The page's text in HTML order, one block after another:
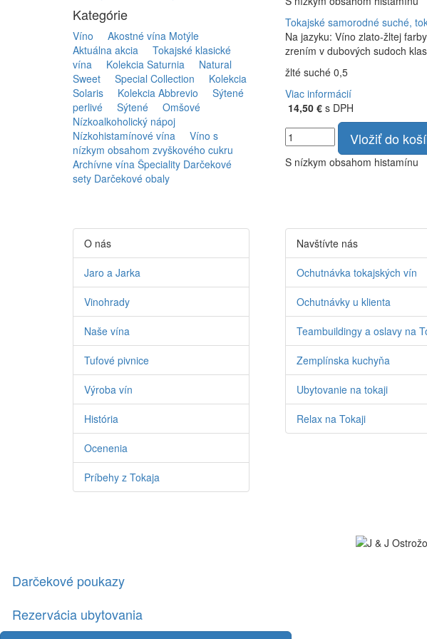
Kategórie
Víno
Akostné vína Motýle
Aktuálna akcia
Tokajské klasické
vína
Kolekcia Saturnia
Natural
Sweet
Special Collection
Kolekcia
Solaris
Kolekcia Abbrevio
Sýtené
perlivé
Sýtené
Omšové
Nízkoalkoholický nápoj
Nízkohistamínové vína
Víno s
nízkym obsahom zvyškového cukru
Archívne vína Špeciality Darčekové
sety Darčekové obaly
Tokajské samorodné suché,
Na jazyku: Víno zlato-žltej
zrením v dubových sudoch
žlté suché 0,5
Viac informácií
14,50 €s DPH
Vložiť do
S nízkym obsahom histamínu
O nás
Jaro a Jarka
Vinohrady
Naše vína
Tufové pivnice
Výroba vín
História
Ocenenia
Príbehy z Tokaja
Navštívte nás
Ochutnávka tokajských vín
Ochutnávky u klienta
Teambuildingy a oslavy na
Zemplínska kuchyňa
Ubytovanie na tokaji
Relax na Tokaji
Darčekové poukazy
Rezervácia ubytovania